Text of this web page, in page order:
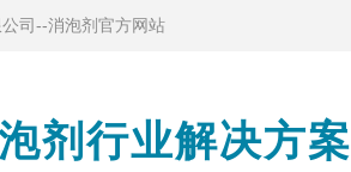
司--消泡剂官方网站
剂行业解决方案